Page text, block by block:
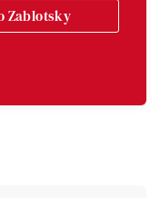
Zablotsky